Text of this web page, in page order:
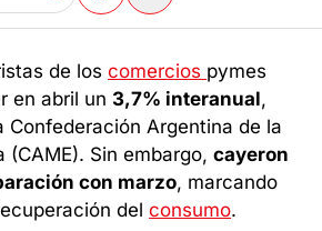
de loscomercios pymes
en abril un 3,7% interanual,
Confederación Argentina de la
(CAME). Sin embargo,cayeron
con marzo, marcando
delconsumo.